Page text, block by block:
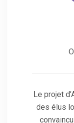
Le projet
des élus